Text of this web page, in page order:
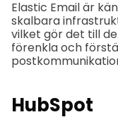
Elastic Email är
skalbara
vilket gör det till
förenkla och
HubSpot